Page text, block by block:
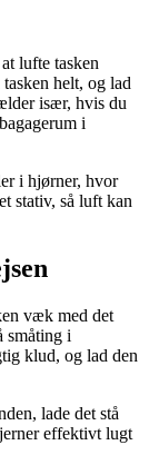
lufte tasken
helt, og lad
især, hvis du
i
i hjørner, hvor
stativ, så luft kan
væk med det
småting i
klud, og lad den
lade det stå
effektivt lugt